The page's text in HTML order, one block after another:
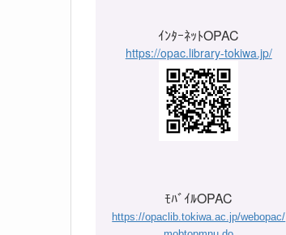
ｲﾝﾀｰﾈｯﾄOPAC
https://opac.library-tokiwa.jp/
ﾓﾊﾞｲﾙOPAC
https://opaclib.tokiwa.ac.jp/webopac/